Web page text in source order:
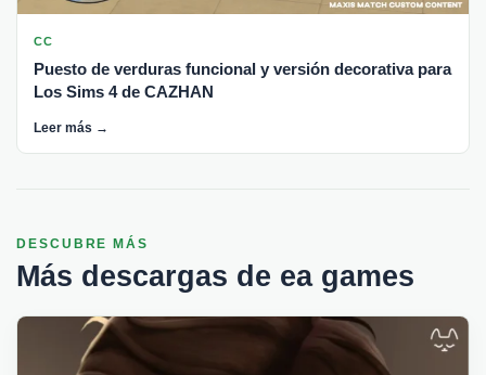
CC
Puesto de verduras funcional y versión decorativa para
Los Sims 4 de CAZHAN
Leer más →
DESCUBRE MÁS
Más descargas de ea games